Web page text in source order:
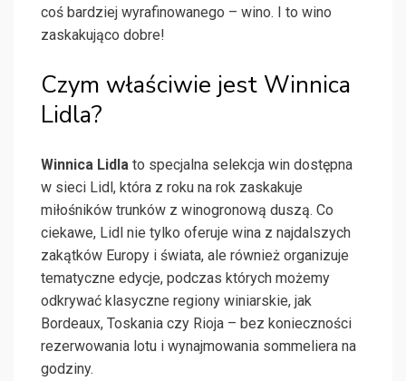
coś bardziej wyrafinowanego – wino. I to wino
zaskakująco dobre!
Czym właściwie jest Winnica
Lidla?
Winnica Lidla to specjalna selekcja win dostępna
w sieci Lidl, która z roku na rok zaskakuje
miłośników trunków z winogronową duszą. Co
ciekawe, Lidl nie tylko oferuje wina z najdalszych
zakątków Europy i świata, ale również organizuje
tematyczne edycje, podczas których możemy
odkrywać klasyczne regiony winiarskie, jak
Bordeaux, Toskania czy Rioja – bez konieczności
rezerwowania lotu i wynajmowania sommeliera na
godziny.